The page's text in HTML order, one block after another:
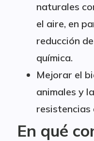
naturales
el aire, en
reducción
química.
Mejorar el
animales y
resistencias
En qué